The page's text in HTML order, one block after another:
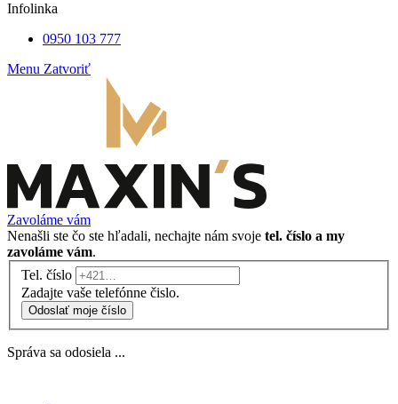
Infolinka
0950 103 777
Menu Zatvoriť
Zavoláme vám
Nenašli ste čo ste hľadali, nechajte nám svoje tel. číslo a my
zavoláme vám.
Tel. číslo
Zadajte vaše telefónne čislo.
Odoslať moje číslo
Správa sa odosiela ...